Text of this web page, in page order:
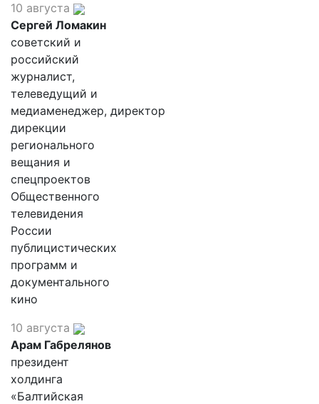
10 августа
Сергей Ломакин
советский и
российский
журналист,
телеведущий и
медиаменеджер, директор
дирекции
регионального
вещания и
спецпроектов
Общественного
телевидения
России
публицистических
программ и
документального
кино
10 августа
Арам Габрелянов
президент
холдинга
«Балтийская